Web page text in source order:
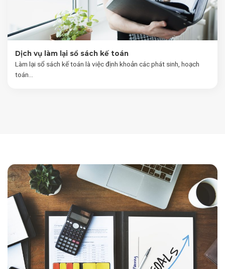
Dịch vụ làm lại sổ sách kế toán
Làm lại sổ sách kế toán là việc định khoản các phát sinh, hoạch
toán...